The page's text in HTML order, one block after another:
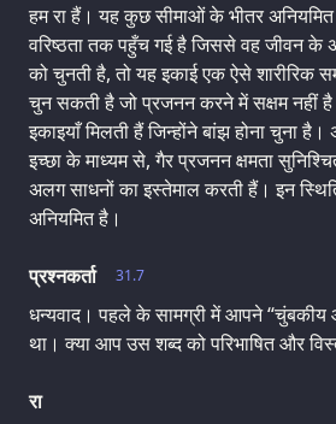
हम रा हैं। यह कुछ सीमाओं के भीतर
वरिष्ठता तक पहुँच गई है जिससे वह जीवन के
को चुनती है, तो यह इकाई एक ऐसे शारीरिक
चुन सकती है जो प्रजनन करने में सक्षम नहीं
इकाइयाँ मिलती हैं जिन्होंने बांझ होना चुना
इच्छा के माध्यम से, गैर प्रजनन क्षमता
अलग साधनों का इस्तेमाल करती हैं। इन
अनियमित है।
31.7
प्रश्नकर्ता
धन्यवाद। पहले के सामग्री में आपने “चुंबकीय
था। क्या आप उस शब्द को परिभाषित और
रा